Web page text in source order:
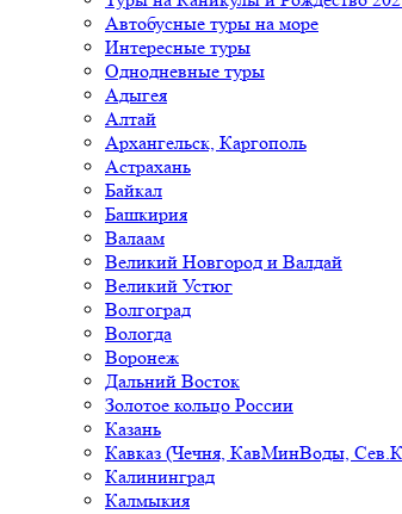
Автобусные туры на море
Интересные туры
Однодневные туры
Адыгея
Алтай
Архангельск, Каргополь
Астрахань
Байкал
Башкирия
Валаам
Великий Новгород и Валдай
Великий Устюг
Волгоград
Вологда
Воронеж
Дальний Восток
Золотое кольцо России
Казань
Кавказ (Чечня, КавМинВоды,
Калининград
Калмыкия